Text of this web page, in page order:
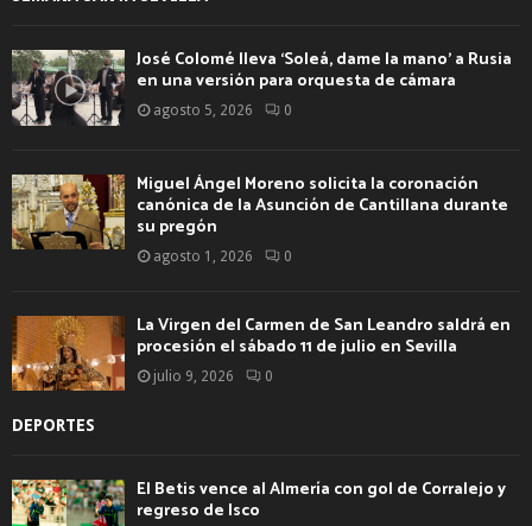
José Colomé lleva ‘Soleá, dame la mano’ a Rusia
en una versión para orquesta de cámara
agosto 5, 2026 0
Miguel Ángel Moreno solicita la coronación
canónica de la Asunción de Cantillana durante
su pregón
agosto 1, 2026 0
La Virgen del Carmen de San Leandro saldrá en
procesión el sábado 11 de julio en Sevilla
julio 9, 2026 0
DEPORTES
El Betis vence al Almería con gol de Corralejo y
regreso de Isco